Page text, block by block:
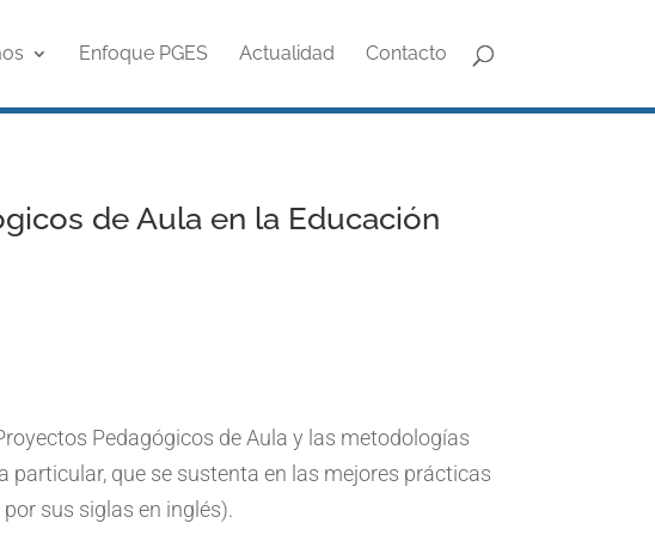
Enfoque PGES Actualidad Contacto
de Aula en la Educación
Pedagógicos de Aula y las metodologías
que se sustenta en las mejores prácticas
sus siglas en inglés).